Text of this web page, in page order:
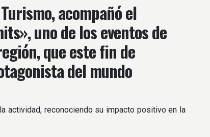
acompañó el
uno de los eventos de
que este fin de
del mundo
actividad, reconociendo su impacto positivo en la